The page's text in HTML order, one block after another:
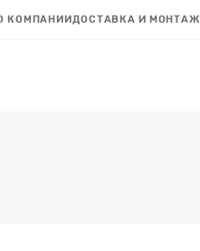
КОМПАНИИДОСТАВКА И МОНТАЖ